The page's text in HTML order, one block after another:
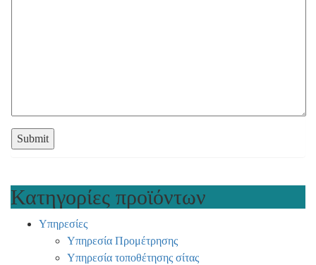
Κατηγορίες προϊόντων
Υπηρεσίες
Υπηρεσία Προμέτρησης
Υπηρεσία τοποθέτησης σίτας